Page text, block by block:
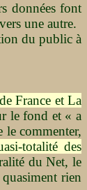
données font
une autre.
du public à
France et La
le fond et « a
le commenter,
totalité des
du Net, le
rien